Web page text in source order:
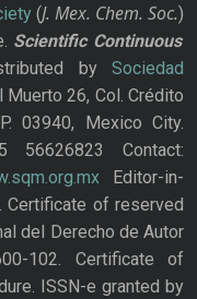
(J. Mex. Chem. Soc.)
Scientific Continuous
bySociedad
Muerto 26, Col. Crédito
03940, Mexico City.
56626823 Contact:
Editor-in-
Certificate of reserved
del Derecho de Autor
102. Certificate of
ISSN-e granted by